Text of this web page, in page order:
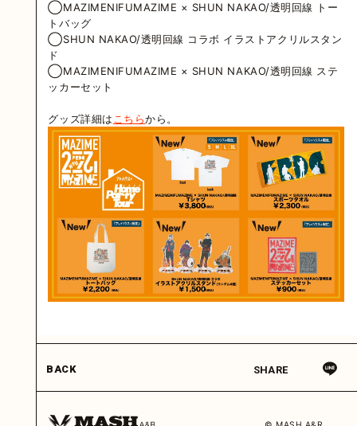
◯MAZIMENIFUMAZIME × SHUN NAKAO/透明回線 トー
トバッグ
◯SHUN NAKAO/透明回線 コラボ イラストアクリルスタン
ド
◯MAZIMENIFUMAZIME × SHUN NAKAO/透明回線 ステ
ッカーセット
グッズ詳細はこちらから。
BACK SHARE